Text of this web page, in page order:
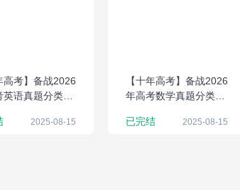
高考】备战2026
语真题分类解
2025-08-15
【十年高考】备战2026
年高考数学真题分类解
版）
已完结 2025-08-15